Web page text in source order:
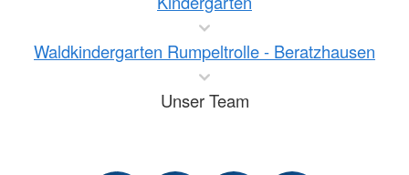
Waldkindergarten Rumpeltrolle - Beratzhausen
Unser Team